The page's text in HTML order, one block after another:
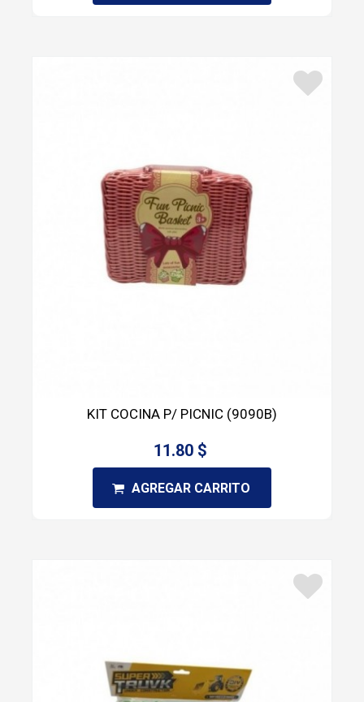
KIT COCINA P/ PICNIC (9090B)
11.80 $
AGREGAR CARRITO